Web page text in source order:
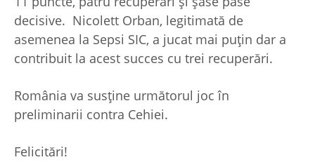
decisive. Nicolett Orban, legitimată de
asemenea la Sepsi SIC, a jucat mai puțin dar a
contribuit la acest succes cu trei recuperări.
România va susține următorul joc în
preliminarii contra Cehiei.
Felicitări!